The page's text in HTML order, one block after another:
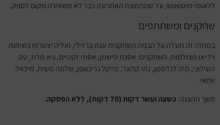
ללאומי מיטשטש, עד שהתמונה האחרונה כבר לא משאירה מקום לספק.
שחקנים ומשתתפים
במחזה זה תעלה על הבמה השחקנית ענת ברזילי, ואליה יצטרפו בשיחות
וידיאו מצולמות, השחקנים: אסנת פישמן, אסתי זקהיים, גיא מרוז, טס
השילוני, מיה לנדסמן, נתי קלוגר, מייקל גרינשפן, שלמה משיח, מיכאל
יוחאי.
משך ההצגה: כשעה ועשר דקות (70 דקות), ללא הפסקה.